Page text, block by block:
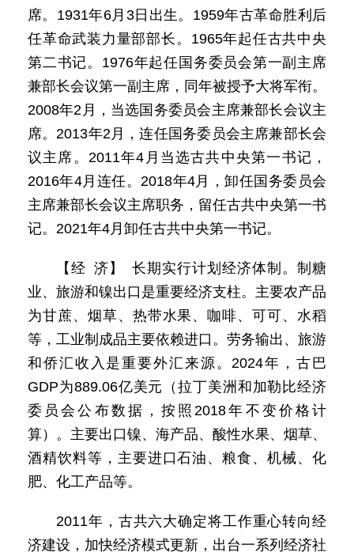
席。1931年6月3日出生。1959年古革命胜利后
任革命武装力量部部长。1965年起任古共中央
第二书记。1976年起任国务委员会第一副主席
兼部长会议第一副主席，同年被授予大将军衔。
2008年2月，当选国务委员会主席兼部长会议主
席。2013年2月，连任国务委员会主席兼部长会
议主席。2011年4月当选古共中央第一书记，
2016年4月连任。2018年4月，卸任国务委员会
主席兼部长会议主席职务，留任古共中央第一书
记。2021年4月卸任古共中央第一书记。
【经 济】 长期实行计划经济体制。制糖
业、旅游和镍出口是重要经济支柱。主要农产品
为甘蔗、烟草、热带水果、咖啡、可可、水稻
等，工业制成品主要依赖进口。劳务输出、旅游
和侨汇收入是重要外汇来源。2024年，古巴
GDP为889.06亿美元（拉丁美洲和加勒比经济
委员会公布数据，按照2018年不变价格计
算）。主要出口镍、海产品、酸性水果、烟草、
酒精饮料等，主要进口石油、粮食、机械、化
肥、化工产品等。
2011年，古共六大确定将工作重心转向经
济建设，加快经济模式更新，出台一系列经济社